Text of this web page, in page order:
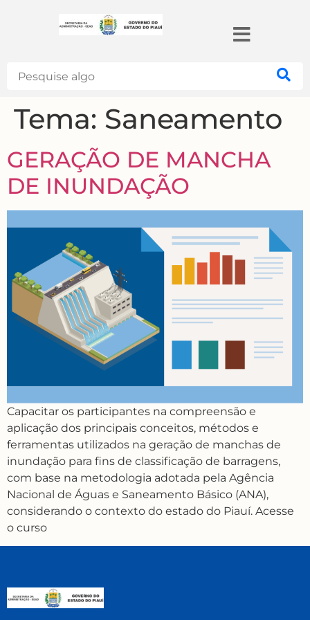
Tema: Saneamento
GERAÇÃO DE MANCHA
DE INUNDAÇÃO
Capacitar os participantes na compreensão e
aplicação dos principais conceitos, métodos e
ferramentas utilizados na geração de manchas de
inundação para fins de classificação de barragens,
com base na metodologia adotada pela Agência
Nacional de Águas e Saneamento Básico (ANA),
considerando o contexto do estado do Piauí. Acesse
o curso